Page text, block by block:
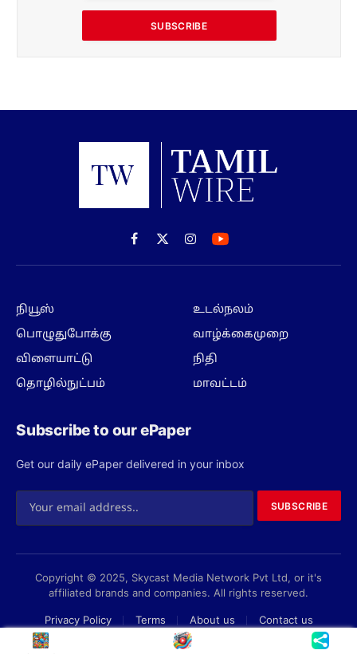
SUBSCRIBE
Facebook
X
(Twitter)
Instagram
நியூஸ்
பொழுதுபோக்கு
விளையாட்டு
தொழில்நுட்பம்
உடல்நலம்
வாழ்க்கைமுறை
நிதி
மாவட்டம்
Subscribe to our ePaper
Get our daily ePaper delivered in your inbox
SUBSCRIBE
Copyright © 2025, Skycast Media Network Pvt Ltd, or it's
affiliated brands and companies. All rights reserved.
Privacy Policy Terms About us Contact us